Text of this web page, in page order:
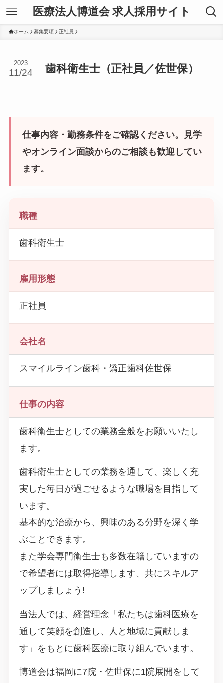
医療法人博道会 求人採用サイト
ホーム 募集要項 正社員
歯科衛生士（正社員／佐世保）
2023
11/24
仕事内容・勤務条件をご確認ください。見学
やオンライン面談からのご相談も歓迎してい
ます。
職種
歯科衛生士
雇用形態
正社員
会社名
スマイルライン歯科・矯正歯科佐世保
仕事の内容
歯科衛生士としての業務全般をお願いいたし
ます。
歯科衛生士としての業務を通して、楽しく充
実した毎日が過ごせるような職場を目指して
います。
基本的な治療から、興味のある分野を深く学
ぶことできます。
また学会専門衛生士も多数在籍していますの
で希望者には取得指導します、共にスキルア
ップしましょう!
当法人では、経営理念「私たちは歯科医療を
通して笑顔を創造し、人と地域に貢献しま
す」をもとに歯科医療に取り組んでいます。
博道会は福岡に7院・佐世保に1院展開をして